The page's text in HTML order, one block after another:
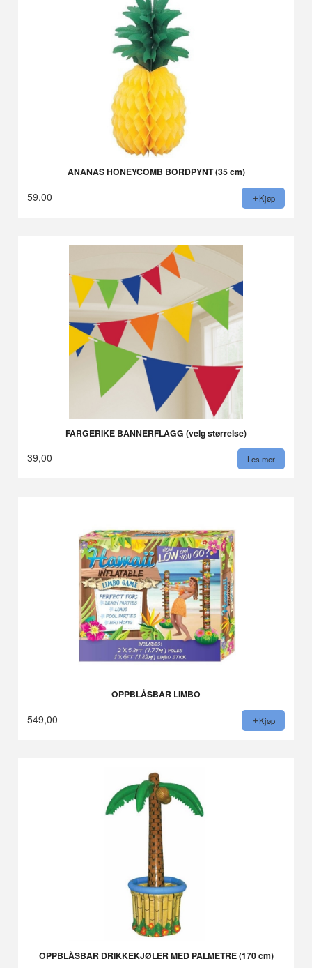
ANANAS HONEYCOMB BORDPYNT (35 cm)
59,00 Kjøp
FARGERIKE BANNERFLAGG (velg størrelse)
39,00 Les mer
OPPBLÅSBAR LIMBO
549,00 Kjøp
OPPBLÅSBAR DRIKKEKJØLER MED PALMETRE (170 cm)